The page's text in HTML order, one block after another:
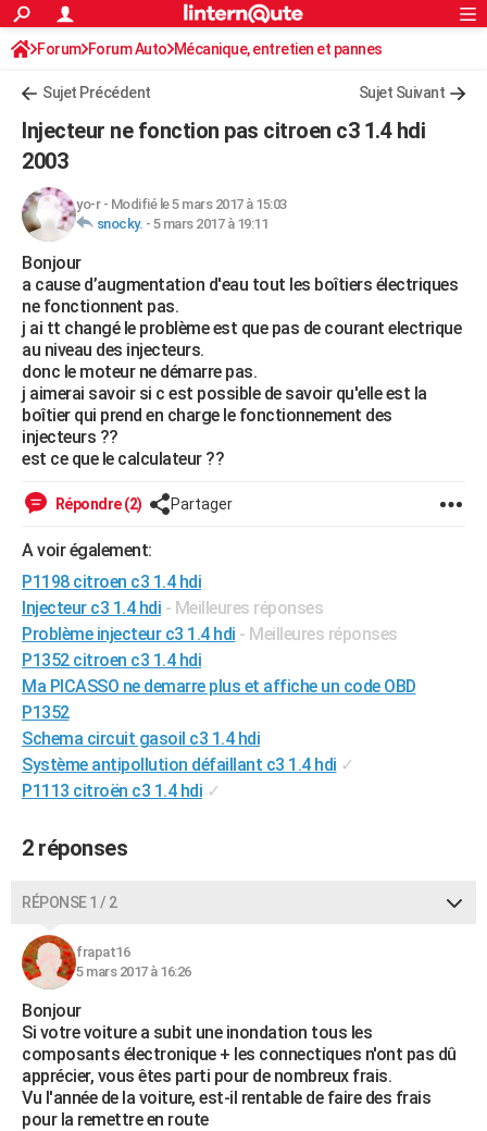
ACTUALITÉS
Politique
Société
Faits Divers
Education
Monde
Villes
+
Programme TV
TNTStreaming
Cinéma
Sorties cinéma
Musique
+FINANCE
Retraite
Impôts
Epargne
Immobilier
Risques naturels par ville
Banque
Assurance
Crédit
AUTO
Essais
Réserver un essai
Citadines
Berlines
SUV
Forum auto
HIGH-TECH
Mobiles
Meilleur smartphone
Internet
Ordinateurs
Jeux vidéo
Guide high-tech
+BRICOLAGE
Forum
Aménagement intérieur
Extérieur
Cuisine
Salle de bains
Jardinage
Rangement
WEEK-END
Guides de France
Escapades
Patrimoine
Expositions
Musées
Week-end nature
+LIFESTYLE
Art de vivre
Bien-être
Loisirs
Mode
Modes de vie
SANTE
Alimentation
Guide de la santé
Maladies
Médicaments
Sommeil
VOYAGE
Destinations
City break
Voyage nature
Voyage de noces
Forum
Climat
PHOTO
GUIDES D'ACHAT
BONS PLANS
CARTE DE VOEUX
Carte de Noël
Carte Bonne année
Carte Saint-Valentin
Carte Pâques
Carte d'anniversaire
DICTIONNAIRE
Dictionnaire
Biographies
Citations
Expressions
Proverbes
PROGRAMME TV
COPAINS D'AVANT
Bricolage
Lifestyle
Culture
Sport
Auto
Television
Voyage
Cinema
Rechercher
S'inscrire
Connexion
Forum Forum Auto Mécanique, entretien et pannes
Sujet Précédent Sujet Suivant
Injecteur ne fonction pas citroen c3 1.4 hdi
2003
yo-r- Modifié le 5 mars 2017 à 15:03
snocky. - 5 mars 2017 à 19:11
Bonjour
a cause d’augmentation d'eau tout les boîtiers électriques
ne fonctionnent pas.
j ai tt changé le problème est que pas de courant electrique
au niveau des injecteurs.
donc le moteur ne démarre pas.
j aimerai savoir si c est possible de savoir qu'elle est la
boîtier qui prend en charge le fonctionnement des
injecteurs ??
est ce que le calculateur ??
Répondre (2) Partager
A voir également:
P1198 citroen c3 1.4 hdi
Injecteur c3 1.4 hdi - Meilleures réponses
Problème injecteur c3 1.4 hdi - Meilleures réponses
P1352 citroen c3 1.4 hdi
Ma PICASSO ne demarre plus et affiche un code OBD
P1352
Schema circuit gasoil c3 1.4 hdi
Système antipollution défaillant c3 1.4 hdi ✓
P1113 citroën c3 1.4 hdi ✓
2 réponses
RÉPONSE 1 / 2
frapat16
5 mars 2017 à 16:26
Bonjour
Si votre voiture a subit une inondation tous les
composants électronique + les connectiques n'ont pas dû
apprécier, vous êtes parti pour de nombreux frais.
Vu l'année de la voiture, est-il rentable de faire des frais
pour la remettre en route